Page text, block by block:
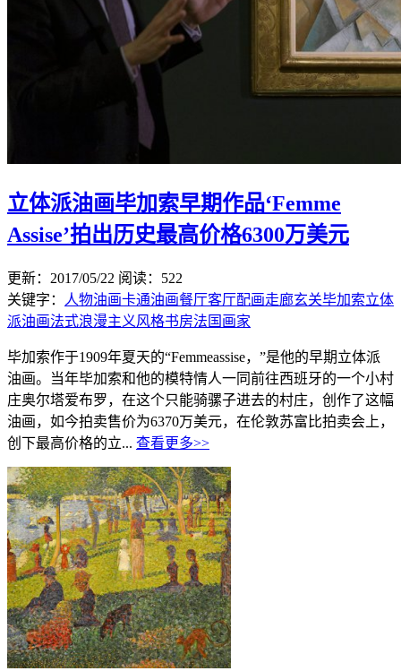
立体派油画毕加索早期作品‘Femme
Assise’拍出历史最高价格6300万美元
更新：2017/05/22 阅读：522
关键字：
人物油画卡通油画餐厅客厅配画走廊玄关毕加索立体
派油画法式浪漫主义风格书房法国画家
毕加索作于1909年夏天的“Femmeassise，”是他的早期立体派
油画。当年毕加索和他的模特情人一同前往西班牙的一个小村
庄奥尔塔爱布罗，在这个只能骑骡子进去的村庄，创作了这幅
油画，如今拍卖售价为6370万美元，在伦敦苏富比拍卖会上，
创下最高价格的立... 查看更多>>